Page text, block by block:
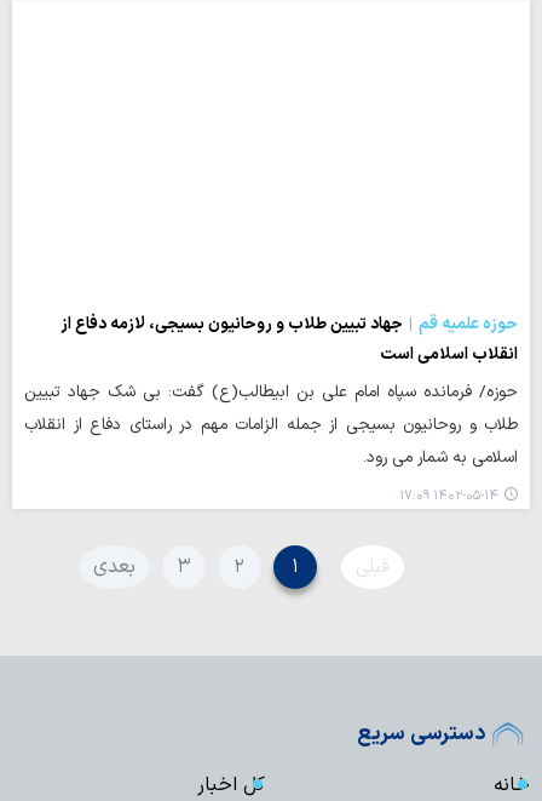
حوزه علمیه قم
جهاد تبیین طلاب و روحانیون بسیجی، لازمه دفاع از
انقلاب اسلامی است
حوزه/ فرمانده سپاه امام علی بن ابیطالب(ع) گفت: بی شک جهاد تبیین
طلاب و روحانیون بسیجی از جمله الزامات مهم در راستای دفاع از انقلاب
اسلامی به شمار می رود.
۱۴۰۲-۰۵-۱۴ ۱۷:۰۹
قبلی ۱ ۲ ۳ بعدی
دسترسی سریع
خانه
کل اخبار